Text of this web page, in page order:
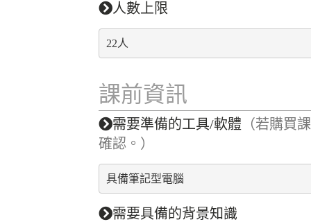
人數上限
22人
課前資訊
需要準備的工具/軟體 （若購買
確認。）
具備筆記型電腦
需要具備的背景知識